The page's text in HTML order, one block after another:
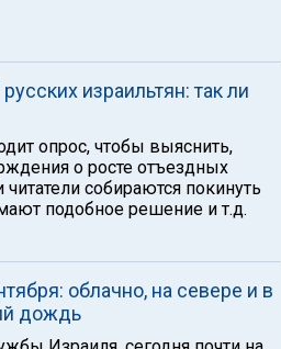
израильтян: так ли
опрос, чтобы выяснить,
о росте отъездных
собираются покинуть
подобное решение и т.д.
облачно, на севере и в
дождь